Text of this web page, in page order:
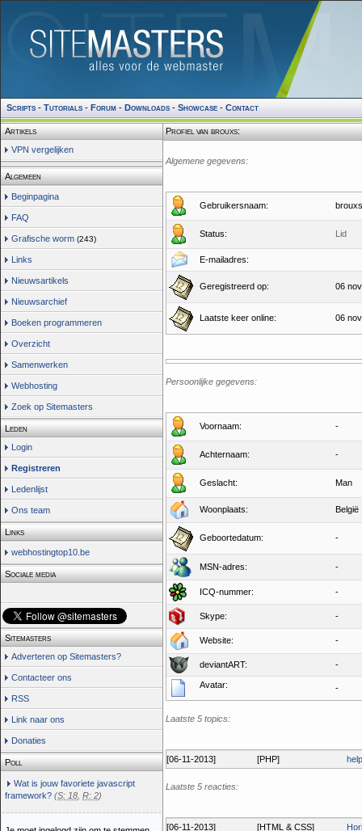
Scripts - Tutorials - Forum - Downloads - Showcase - Contact
Artikels
VPN vergelijken
Algemeen
Beginpagina
FAQ
Grafische worm (243)
Links
Nieuwsartikels
Nieuwsarchief
Boeken programmeren
Overzicht
Samenwerken
Webhosting
Zoek op Sitemasters
Leden
Login
Registreren
Ledenlijst
Ons team
Links
webhostingtop10.be
Sociale media
Sitemasters
Adverteren op Sitemasters?
Contacteer ons
RSS
Link naar ons
Donaties
Poll
Wat is jouw favoriete javascript
framework? (S: 18 R: 2)
Profiel van brouxs:
Algemene gegevens:
Gebruikersnaam: brouxs
Status: Lid
E-mailadres:
Geregistreerd op: 06
Laatste keer online: 06
Persoonlijke gegevens:
Voornaam: -
Achternaam: -
Geslacht: Man
Woonplaats: België
Geboortedatum: -
MSN-adres: -
ICQ-nummer: -
Skype: -
Website: -
deviantART: -
Avatar: -
Laatste 5 topics:
[06-11-2013] [PHP]
Laatste 5 reacties:
[06-11-2013] [HTML & CSS]